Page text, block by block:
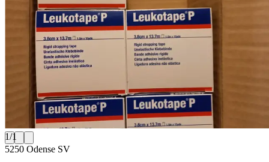
1/1
5250 Odense SV